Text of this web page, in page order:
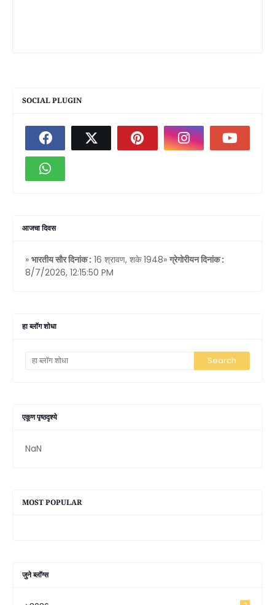
SOCIAL PLUGIN
आजचा दिवस
» भारतीय सौर दिनांक : 16 श्रावण, शके 1948» ग्रेगोरीयन दिनांक :
8/7/2026, 12:15:50 PM
हा ब्लॉग शोधा
एकूण पृष्ठदृश्ये
NaN
MOST POPULAR
जुने ब्लॉग्स